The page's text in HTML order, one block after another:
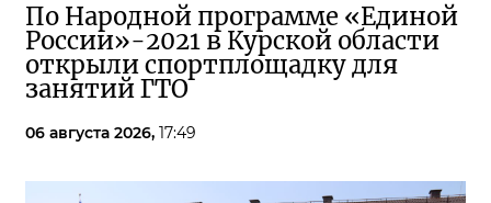
По Народной программе «Единой
России»-2021 в Курской области
открыли спортплощадку для
занятий ГТО
06 августа 2026, 17:49